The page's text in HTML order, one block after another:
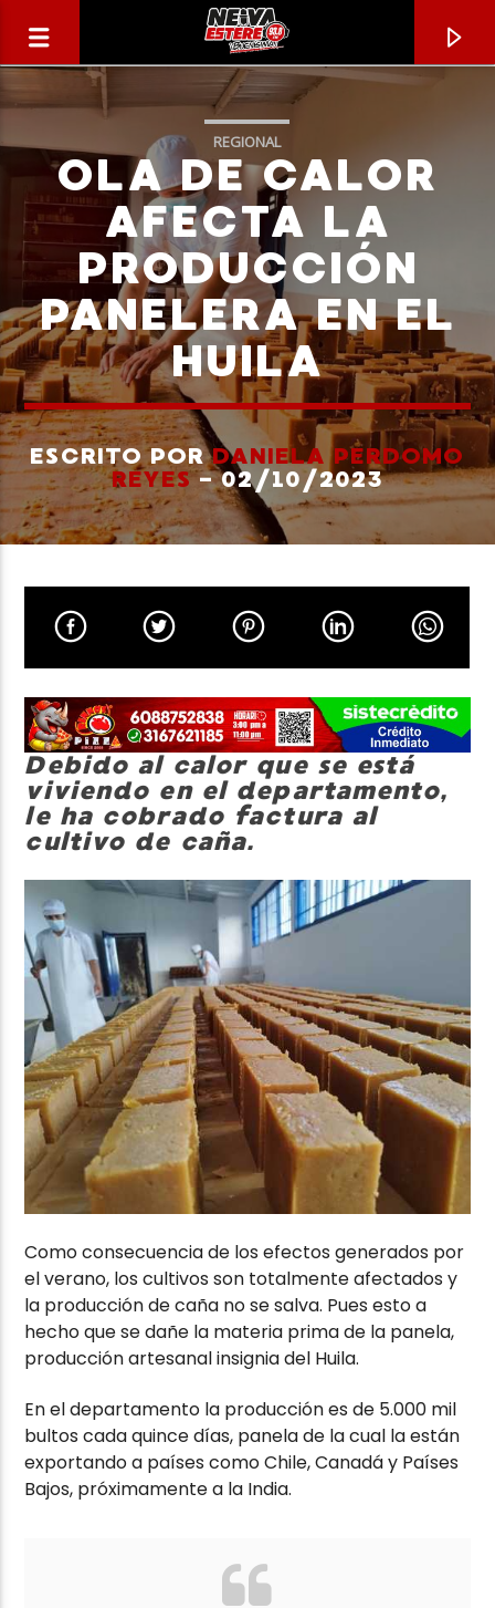
CANCIÓN ACTUAL
TÍTULO
ARTISTA
Neiva Estereo
REGIONAL
OLA DE CALOR
AFECTA LA
PRODUCCIÓN
PANELERA EN EL
HUILA
ESCRITO PORDANIELA PERDOMO
REYES- 02/10/2023
Debido al calor que se está
viviendo en el departamento,
le ha cobrado factura al
cultivo de caña.
Como consecuencia de los efectos generados por
el verano, los cultivos son totalmente afectados y
la producción de caña no se salva. Pues esto a
hecho que se dañe la materia prima de la panela,
producción artesanal insignia del Huila.
En el departamento la producción es de 5.000 mil
bultos cada quince días, panela de la cual la están
exportando a países como Chile, Canadá y Países
Bajos, próximamente a la India.